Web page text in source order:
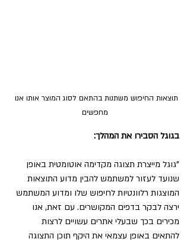
תוצאות החיפוש משתנות בהתאם לסוג המוצר אותו אנו
מחפשים
בגוגל הסבירו את המהלך:
"גוגל מייצרת תצוגה מקדימה אוטומטית באופן
שנועד לעזור למשתמש להבין מדוע התוצאות
המוצגות רלוונטיות לחיפוש שלו ומדוע המשתמש
ירצה לבקר בדפים המקושרים. עם זאת, אנו
מכירים בכך שבעלי אתרים עשויים לרצות
להתאים באופן עצמאי את היקף תוכן התצוגה